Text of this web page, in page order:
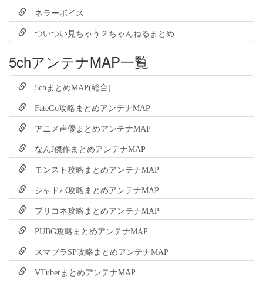
ネラーボイス
ついつい見ちゃう２ちゃんねるまとめ
5chアンテナMAP一覧
5chまとめMAP(総合)
FateGo攻略まとめアンテナMAP
アニメ声優まとめアンテナMAP
なんJ傑作まとめアンテナMAP
モンスト攻略まとめアンテナMAP
シャドバ攻略まとめアンテナMAP
プリコネ攻略まとめアンテナMAP
PUBG攻略まとめアンテナMAP
スマブラSP攻略まとめアンテナMAP
VTuberまとめアンテナMAP